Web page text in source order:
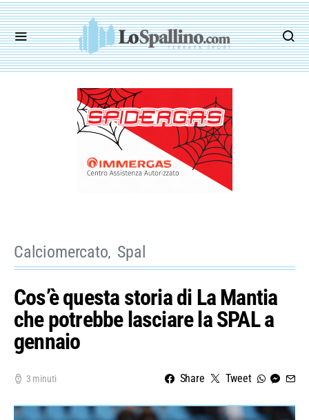
Calciomercato Spal
Cos’è questa storia di La Mantia
che potrebbe lasciare la SPAL a
gennaio
3 minuti Share Tweet